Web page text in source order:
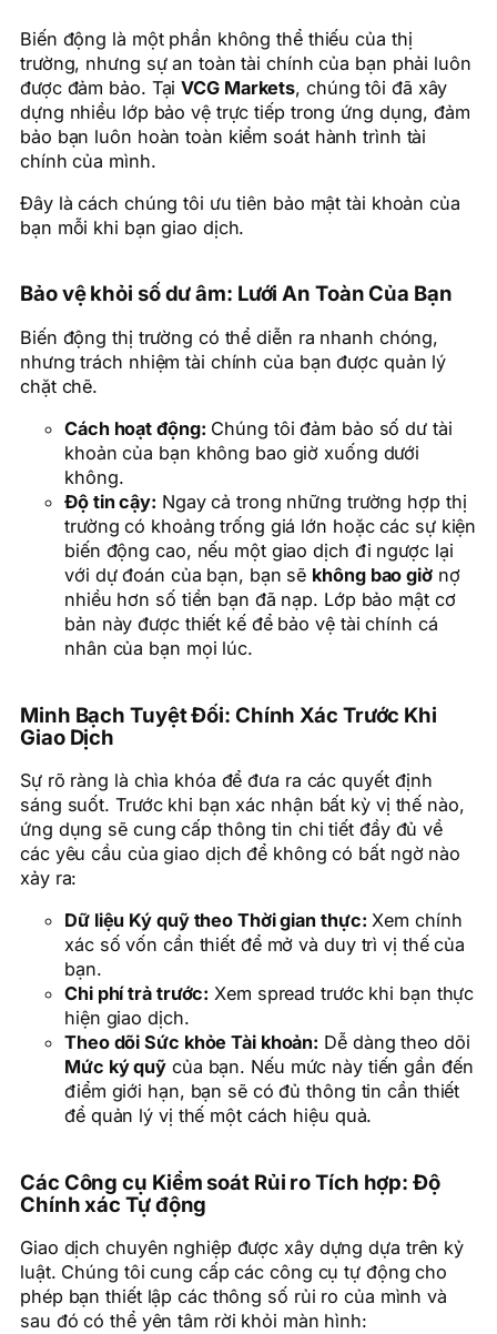
Biến động là một phần không thể thiếu của thị
trường, nhưng sự an toàn tài chính của bạn phải luôn
được đảm bảo. TạiVCG Markets, chúng tôi đã xây
dựng nhiều lớp bảo vệ trực tiếp trong ứng dụng, đảm
bảo bạn luôn hoàn toàn kiểm soát hành trình tài
chính của mình.
Đây là cách chúng tôi ưu tiên bảo mật tài khoản của
bạn mỗi khi bạn giao dịch.
Bảo vệ khỏi số dư âm: Lưới An Toàn Của Bạn
Biến động thị trường có thể diễn ra nhanh chóng,
nhưng trách nhiệm tài chính của bạn được quản lý
chặt chẽ.
Cách hoạt động: Chúng tôi đảm bảo số dư tài
khoản của bạn không bao giờ xuống dưới
không.
Độ tin cậy: Ngay cả trong những trường hợp thị
trường có khoảng trống giá lớn hoặc các sự kiện
biến động cao, nếu một giao dịch đi ngược lại
với dự đoán của bạn, bạn sẽ không bao giờnợ
nhiều hơn số tiền bạn đã nạp. Lớp bảo mật cơ
bản này được thiết kế để bảo vệ tài chính cá
nhân của bạn mọi lúc.
Minh Bạch Tuyệt Đối: Chính Xác Trước Khi
Giao Dịch
Sự rõ ràng là chìa khóa để đưa ra các quyết định
sáng suốt. Trước khi bạn xác nhận bất kỳ vị thế nào,
ứng dụng sẽ cung cấp thông tin chi tiết đầy đủ về
các yêu cầu của giao dịch để không có bất ngờ nào
xảy ra:
Dữ liệu Ký quỹ theo Thời gian thực: Xem chính
xác số vốn cần thiết để mở và duy trì vị thế của
bạn.
Chi phí trả trước: Xem spread trước khi bạn thực
hiện giao dịch.
Theo dõi Sức khỏe Tài khoản: Dễ dàng theo dõi
Mức ký quỹ của bạn. Nếu mức này tiến gần đến
điểm giới hạn, bạn sẽ có đủ thông tin cần thiết
để quản lý vị thế một cách hiệu quả.
Các Công cụ Kiểm soát Rủi ro Tích hợp: Độ
Chính xác Tự động
Giao dịch chuyên nghiệp được xây dựng dựa trên kỷ
luật. Chúng tôi cung cấp các công cụ tự động cho
phép bạn thiết lập các thông số rủi ro của mình và
sau đó có thể yên tâm rời khỏi màn hình: